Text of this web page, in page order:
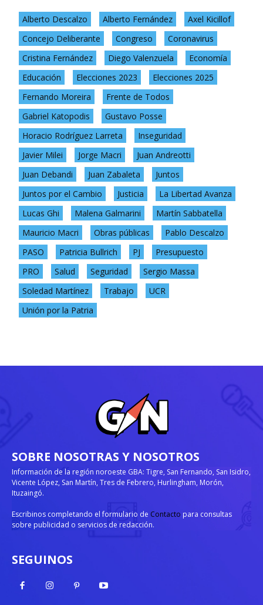
Alberto Descalzo Alberto Fernández
Axel Kicillof
Concejo Deliberante
Congreso
Coronavirus
Cristina Fernández
Diego Valenzuela
Economía
Educación
Elecciones 2023
Elecciones 2025
Fernando Moreira
Frente de Todos
Gabriel Katopodis
Gustavo Posse
Horacio Rodríguez Larreta
Inseguridad
Javier Milei
Jorge Macri
Juan Andreotti
Juan Debandi
Juan Zabaleta
Juntos
Juntos por el Cambio
Justicia
La Libertad Avanza
Lucas Ghi
Malena Galmarini
Martín Sabbatella
Mauricio Macri
Obras públicas
Pablo Descalzo
PASO
Patricia Bullrich PJ
Presupuesto
PRO
Salud Seguridad
Sergio Massa
Soledad Martínez
Trabajo
UCR
Unión por la Patria
SOBRE NOSOTRAS Y NOSOTROS
Información de la región noroeste GBA: Tigre, San Fernando, San Isidro,
Vicente López, San Martín, Tres de Febrero, Hurlingham, Morón,
Ituzaingó.
Escribinos completando el formulario de Contacto para consultas
sobre publicidad o servicios de redacción.
SEGUINOS